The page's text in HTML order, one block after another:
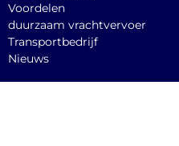
Voordelen
duurzaam vrachtvervoer
Transportbedrijf
Nieuws